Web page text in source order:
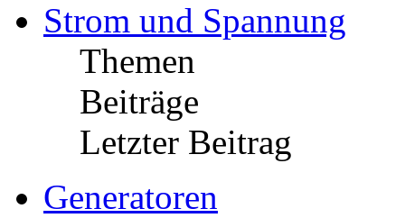
Strom und Spannung
Themen
Beiträge
Letzter Beitrag
Generatoren